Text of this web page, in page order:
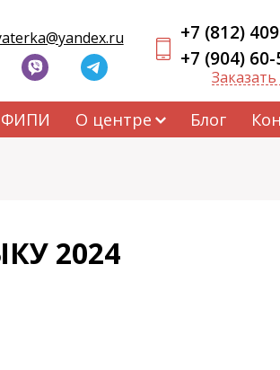
+7 (812)
+7 (904)
ФИПИ О центре Блог
2024